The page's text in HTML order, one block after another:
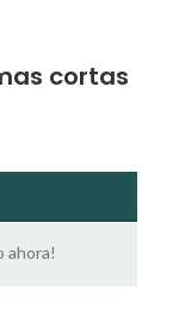
cortas
ahora!